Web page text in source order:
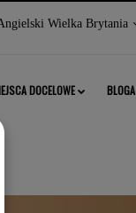
Wielka Brytania
DOCELOWE BLOGA
ZAMKNIJ